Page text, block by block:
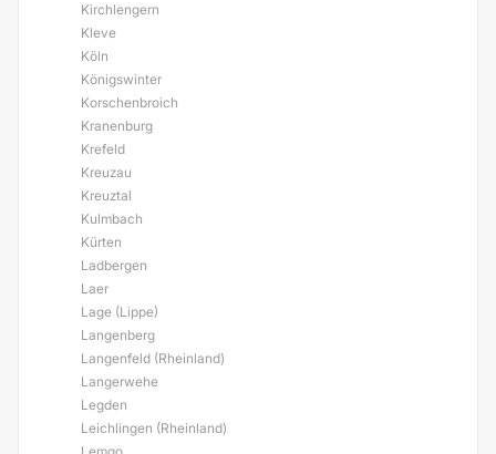
Kirchlengern
Kleve
Köln
Königswinter
Korschenbroich
Kranenburg
Krefeld
Kreuzau
Kreuztal
Kulmbach
Kürten
Ladbergen
Laer
Lage (Lippe)
Langenberg
Langenfeld (Rheinland)
Langerwehe
Legden
Leichlingen (Rheinland)